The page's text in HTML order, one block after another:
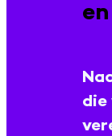
die